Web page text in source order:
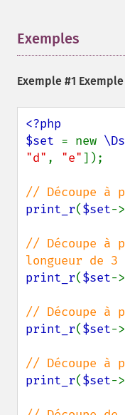
Exemples
Exemple #1
<?php
$set = new
"d" , "e"]);
print_r($set->
// Découpe à
print_r($set->
print_r($set->
print_r($set->